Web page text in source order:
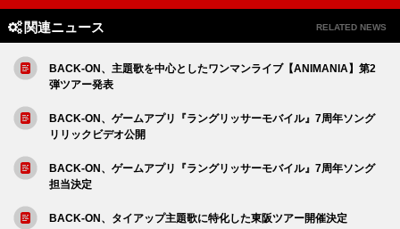
関連ニュース RELATED NEWS
BACK-ON、主題歌を中心としたワンマンライブ【ANIMANIA】第2
弾ツアー発表
BACK-ON、ゲームアプリ『ラングリッサーモバイル』7周年ソング
リリックビデオ公開
BACK-ON、ゲームアプリ『ラングリッサーモバイル』7周年ソング
担当決定
BACK-ON、タイアップ主題歌に特化した東阪ツアー開催決定